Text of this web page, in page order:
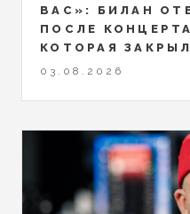
ВАС»: БИЛАН
ПОСЛЕ
КОТОРАЯ
03.08.2026